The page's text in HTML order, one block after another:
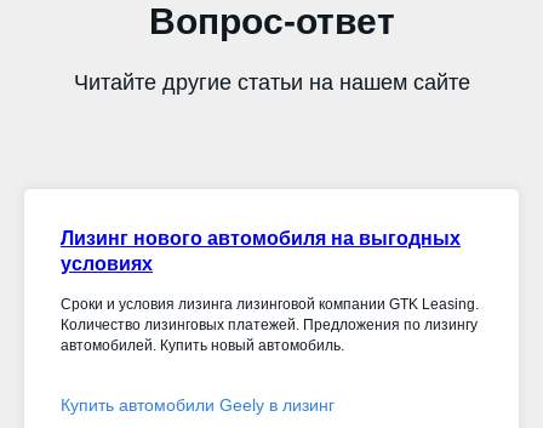
Вопрос-ответ
Читайте другие статьи на нашем сайте
Лизинг нового автомобиля на выгодных
условиях
Сроки и условия лизинга лизинговой компании GTK Leasing.
Количество лизинговых платежей. Предложения по лизингу
автомобилей. Купить новый автомобиль.
Купить автомобили Geely в лизинг